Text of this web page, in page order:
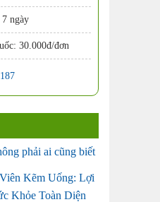
ngày
30.000đ/đơn
phải ai cũng biết
Kẽm Uống: Lợi
Khỏe Toàn Diện